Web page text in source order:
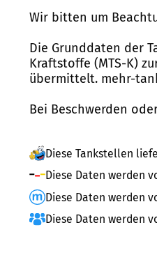
Wir bitten um
Die Grunddaten der
Kraftstoffe (MTS-K)
übermittelt. mehr-
Bei Beschwerden
Diese Tankstellen
Diese Daten werden
Diese Daten werden
Diese Daten werden